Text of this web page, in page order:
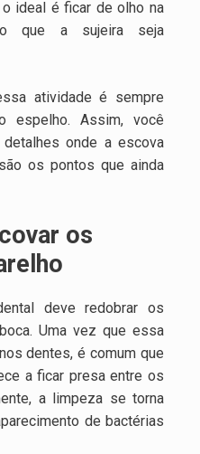
ideal é ficar de olho na
que a sujeira seja
atividade é sempre
espelho. Assim, você
onde a escova
os pontos que ainda
os
deve redobrar os
Uma vez que essa
dentes, é comum que
a ficar presa entre os
a limpeza se torna
de bactérias